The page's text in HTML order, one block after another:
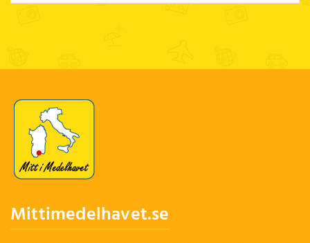
Mittimedelhavet.se